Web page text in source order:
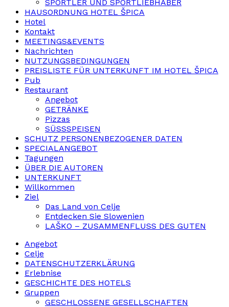
SPORTLER UND SPORTLIEBHABER
HAUSORDNUNG HOTEL ŠPICA
Hotel
Kontakt
MEETINGS&EVENTS
Nachrichten
NUTZUNGSBEDINGUNGEN
PREISLISTE FÜR UNTERKUNFT IM HOTEL ŠPICA
Pub
Restaurant
Angebot
GETRÄNKE
Pizzas
SÜSSSPEISEN
SCHUTZ PERSONENBEZOGENER DATEN
SPECIALANGEBOT
Tagungen
ÜBER DIE AUTOREN
UNTERKUNFT
Willkommen
Ziel
Das Land von Celje
Entdecken Sie Slowenien
LAŠKO – ZUSAMMENFLUSS DES GUTEN
Angebot
Celje
DATENSCHUTZERKLÄRUNG
Erlebnise
GESCHICHTE DES HOTELS
Gruppen
GESCHLOSSENE GESELLSCHAFTEN